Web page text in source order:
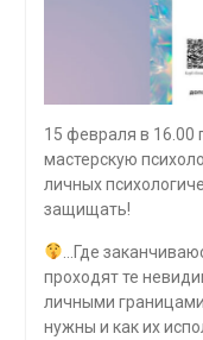
15 февраля в
мастерскую
личных
защищать!
…Где
проходят те
личными
нужны и как их